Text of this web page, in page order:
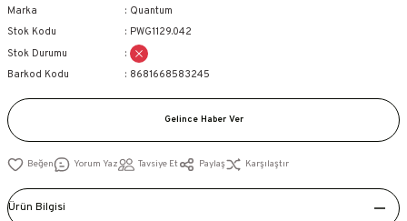
Marka
Quantum
Stok Kodu
PWG1129.042
Stok Durumu
Barkod Kodu
8681668583245
Gelince Haber Ver
Yorum Yaz Tavsiye Et Paylaş Karşılaştır
Ürün Bilgisi